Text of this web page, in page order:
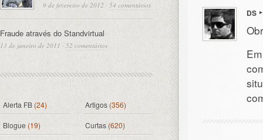
DS
9 de fevereiro de 2012 · 54 comentários
Fraude através do Standvirtual
13 de janeiro de 2011 · 52 comentários
Alerta FB(24) Artigos (356)
Blogue (19) Curtas (620)